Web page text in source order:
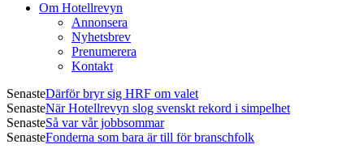
Om Hotellrevyn
Annonsera
Nyhetsbrev
Prenumerera
Kontakt
SenasteDärför bryr sig HRF om valet
SenasteNär Hotellrevyn slog svenskt rekord i simpelhet
SenasteSå var vår jobbsommar
SenasteFonderna som bara är till för branschfolk